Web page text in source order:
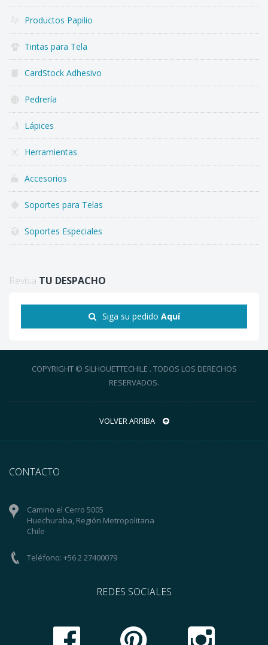
Productos Papilio
Tintas para Tela
CardStock Adhesivo
Pedrería
Lápices
Herramientas
Accesorios
Soportes para Telas
Soportes Especiales
Revisa TU DESPACHO
Siga su pedido Aquí
COPYRIGHT © SILHOUETTECHILE . TODOS LOS DERECHOS
RESERVADOS.
VOLVER ARRIBA
CONTACTO
Camino el Cerro 5005
Huechuraba, Región Metropolitana
Chile
Teléfono: +56 2 27400079
REDES SOCIALES